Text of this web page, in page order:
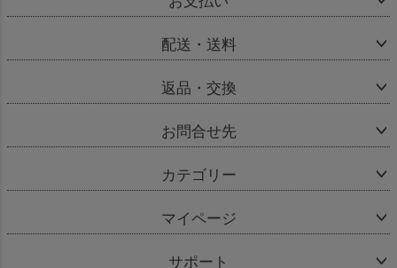
配送・送料
返品・交換
お問合せ先
カテゴリー
マイページ
サポート